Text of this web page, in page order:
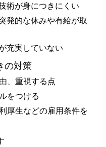
術が身につきにくい
発的な休みや有給が取
充実していない
の対策
、重視する点
をつける
厚生などの雇用条件を